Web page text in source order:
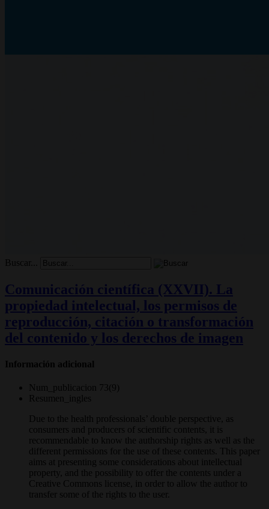
Buscar...
Comunicación científica (XXVII). La
propiedad intelectual, los permisos de
reproducción, citación o transformación
del contenido y los derechos de imagen
Información adicional
Num_publicacion
73(9)
Resumen_ingles
Due to the health professionals’ double perspective, as
consumers and producers of scientific contents, it is
recommendable to know the authorship rights as well as the
different permissions for the use of these contents. This paper
aims at presenting some considerations about intellectual
property, and the possibility to offer the contents under a
Creative Commons license, in order to allow the author to
transfer some of the rights to the user.